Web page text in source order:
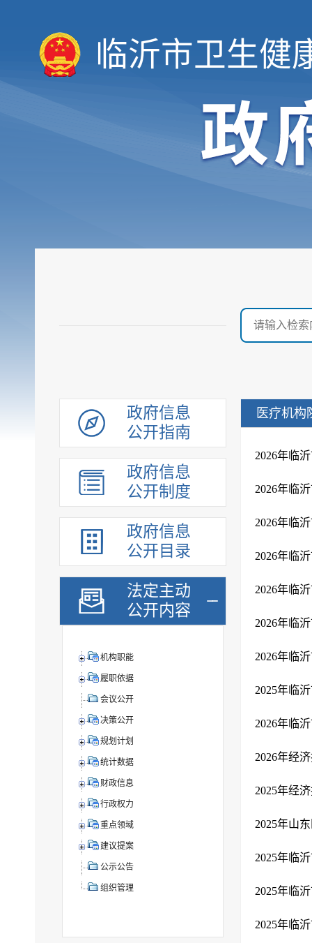
临沂市卫生健
政府信息
公开指南
政府信息
公开制度
政府信息
公开目录
法定主动
公开内容
机构职能
履职依据
会议公开
决策公开
规划计划
统计数据
财政信息
行政权力
重点领域
建议提案
公示公告
组织管理
医疗机构
2026年临
2026年临
2026年临
2026年临
2026年临
2026年临
2026年临
2025年临
2026年临
2026年经
2025年经
2025年山
2025年临
2025年临
2025年临